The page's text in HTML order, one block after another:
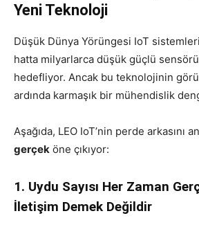
Yeni Teknoloji
Düşük Dünya Yörüngesi IoT
hatta milyarlarca düşük güçlü
hedefliyor. Ancak bu teknolojinin
ardında karmaşık bir mühendislik
Aşağıda, LEO IoT’nin perde arkasını
gerçek öne çıkıyor:
1. Uydu Sayısı Her Zaman
İletişim Demek Değildir